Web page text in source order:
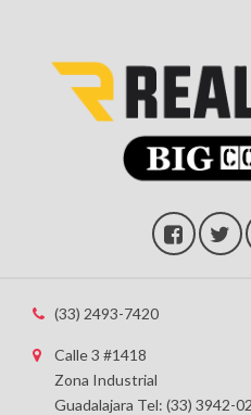
(33) 2493-7420
Calle 3 #1418
Zona Industrial
Guadalajara Tel: (33) 3942-